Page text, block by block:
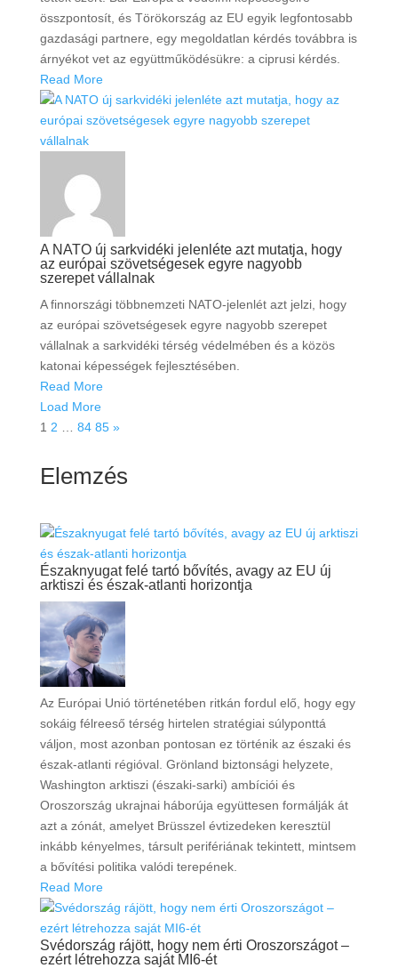
összpontosít, és Törökország az EU egyik legfontosabb
gazdasági partnere, egy megoldatlan kérdés továbbra is
árnyékot vet az együttműködésükre: a ciprusi kérdés.
Read More
A NATO új sarkvidéki jelenléte azt mutatja, hogy
az európai szövetségesek egyre nagyobb
szerepet vállalnak
A finnországi többnemzeti NATO-jelenlét azt jelzi, hogy
az európai szövetségesek egyre nagyobb szerepet
vállalnak a sarkvidéki térség védelmében és a közös
katonai képességek fejlesztésében.
Read More
Load More
1 2 84 85 »
Elemzés
Északnyugat felé tartó bővítés, avagy az EU új
arktiszi és észak-atlanti horizontja
Az Európai Unió történetében ritkán fordul elő, hogy egy
sokáig félreeső térség hirtelen stratégiai súlyponttá
váljon, most azonban pontosan ez történik az északi és
észak-atlanti régióval. Grönland biztonsági helyzete,
Washington arktiszi (északi-sarki) ambíciói és
Oroszország ukrajnai háborúja együttesen formálják át
azt a zónát, amelyet Brüsszel évtizedeken keresztül
inkább kényelmes, társult perifériának tekintett, mintsem
a bővítési politika valódi terepének.
Read More
Svédország rájött, hogy nem érti Oroszországot –
ezért létrehozza saját MI6-ét